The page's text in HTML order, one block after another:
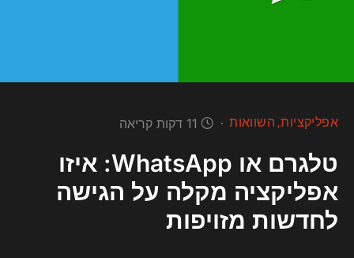
אפליקציות השוואות 11 דקות קריאה
טלגרם או WhatsApp: איזו
אפליקציה מקלה על הגישה
לחדשות מזויפות